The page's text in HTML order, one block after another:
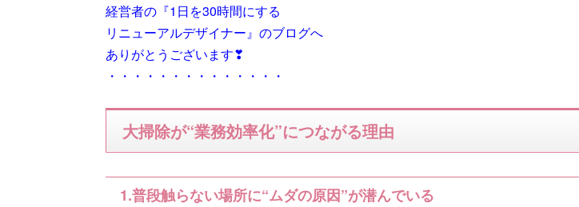
経営者の『1日を30時間にする
リニューアルデザイナー』のブログへ
ありがとうございます❣
・・・・・・・・・・・・・・
大掃除が“業務効率化”につながる理由
1.普段触らない場所に“ムダの原因”が潜んでいる